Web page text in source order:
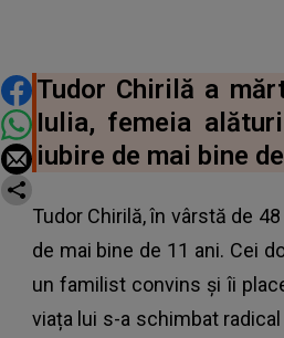
DISTRIBUIE ARTICOLUL
Tudor Chirilă a
Iulia, femeia
iubire de mai bine
Tudor Chirilă, în vârstă de
de mai bine de 11 ani. Cei
un familist convins și îi
viața lui s-a schimbat